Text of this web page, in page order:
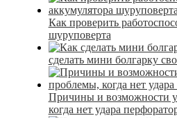
Как проверить
шуруповерта
сделать мини болгарку
Причины и возможности
когда нет удара